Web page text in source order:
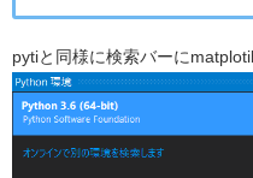
pytiと同様に検索バーに